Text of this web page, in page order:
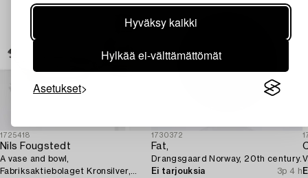
Hyväksy kaikki
Hylkää ei-välttämättömät
Asetukset
1725418
Nils Fougstedt
A vase and bowl,
Fabriksaktiebolaget Kronsilver,
1730372
Fat,
Drangsgaard Norway, 20th century.
Ei tarjouksia
3p 4 h